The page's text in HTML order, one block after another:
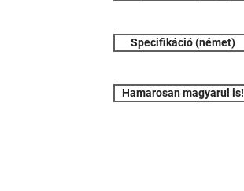
Specifikáció (német)
Hamarosan magyarul is!